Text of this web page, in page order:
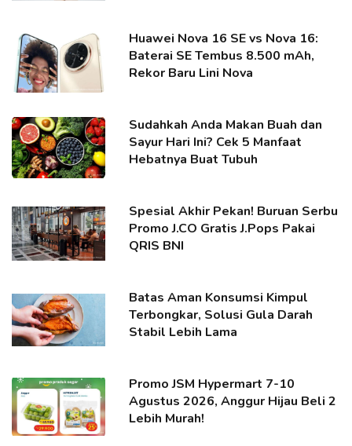
Huawei Nova 16 SE vs Nova 16:
Baterai SE Tembus 8.500 mAh,
Rekor Baru Lini Nova
Sudahkah Anda Makan Buah dan
Sayur Hari Ini? Cek 5 Manfaat
Hebatnya Buat Tubuh
Spesial Akhir Pekan! Buruan Serbu
Promo J.CO Gratis J.Pops Pakai
QRIS BNI
Batas Aman Konsumsi Kimpul
Terbongkar, Solusi Gula Darah
Stabil Lebih Lama
Promo JSM Hypermart 7-10
Agustus 2026, Anggur Hijau Beli 2
Lebih Murah!